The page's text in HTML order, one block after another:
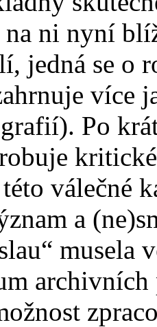
ni nyní
jedná se o
více
Po
válečné
a
musela